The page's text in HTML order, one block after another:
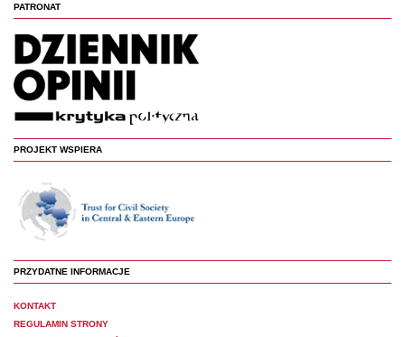
PATRONAT
PROJEKT WSPIERA
PRZYDATNE INFORMACJE
KONTAKT
REGULAMIN STRONY